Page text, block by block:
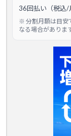
36回払い（税込/
※ 分割月額は目安
なる場合があります